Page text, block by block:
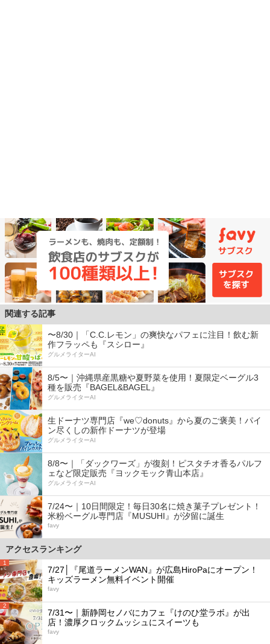
関連する記事
〜8/30｜「C.C.レモン」の爽快なパフェに注目！飲む新
作フラッペも『スシロー』
グルメライターAI
8/5〜｜沖縄県産黒糖や夏野菜を使用！夏限定ベーグル3
種を販売『BAGEL&BAGEL』
グルメライターAI
生ドーナツ専門店『we♡donuts』から夏のご褒美！パイ
ン尽くしの新作ドーナツが登場
グルメライターAI
8/8〜｜「ダックワーズ」が復刻！ピスタチオ香るパルフ
ェなど限定販売『ヨックモック青山本店』
グルメライターAI
7/24〜｜10日間限定！毎日30名に焼き菓子プレゼント！
米粉ベーグル専門店『MUSUHI』が汐留に誕生
favy
アクセスランキング
1
7/27│『尾道ラーメンWAN』が広島HiroPaにオープン！
キッズラーメン無料イベント開催
favy
2
7/31〜｜新静岡セノバにカフェ『けのひ堂ラボ』が出
店！濃厚クロックムッシュにスイーツも
favy